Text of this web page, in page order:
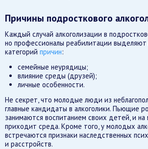
Причины подросткового
Каждый случай алкоголизации в
но профессионалы реабилитации
категорий причин:
семейные неурядицы;
влияние среды (друзей);
личные особенности.
Не секрет, что молодые люди из
главные кандидаты в алкоголики. Пьющие
занимаются воспитанием своих детей, и на
приходит среда. Кроме того, у молодых
встречаются признаки наследственных
и расстройств.